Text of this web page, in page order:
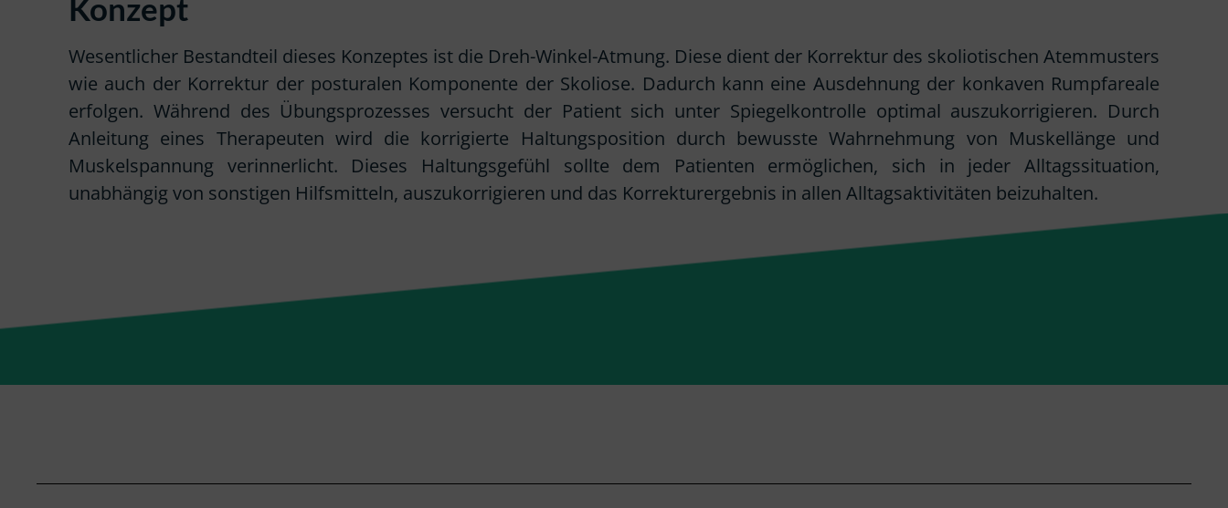
Konzept
Wesentlicher Bestandteil dieses Konzeptes ist die Dreh-Winkel-Atmung. Diese dient der Korrektur des skoliotischen Atemmusters
wie auch der Korrektur der posturalen Komponente der Skoliose. Dadurch kann eine Ausdehnung der konkaven Rumpfareale
erfolgen. Während des Übungsprozesses versucht der Patient sich unter Spiegelkontrolle optimal auszukorrigieren. Durch
Anleitung eines Therapeuten wird die korrigierte Haltungsposition durch bewusste Wahrnehmung von Muskellänge und
Muskelspannung verinnerlicht. Dieses Haltungsgefühl sollte dem Patienten ermöglichen, sich in jeder Alltagssituation,
unabhängig von sonstigen Hilfsmitteln, auszukorrigieren und das Korrekturergebnis in allen Alltagsaktivitäten beizuhalten.